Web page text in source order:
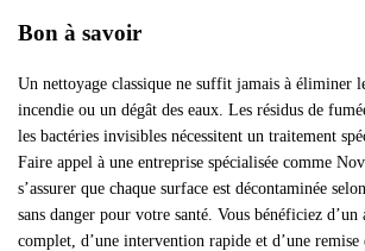
Bon à savoir
Un nettoyage classique ne suffit jamais à éliminer
incendie ou un dégât des eaux. Les résidus de
les bactéries invisibles nécessitent un traitement
Faire appel à une entreprise spécialisée comme
s’assurer que chaque surface est décontaminée
sans danger pour votre santé. Vous bénéficiez d’un
complet, d’une intervention rapide et d’une